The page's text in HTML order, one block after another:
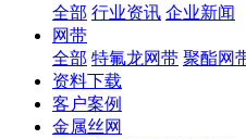
全部 行业资讯 企业新闻
网带
全部 特氟龙网带 聚酯网
资料下载
客户案例
金属丝网